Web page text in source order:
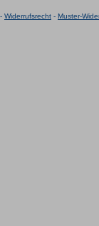
- Widerrufsrecht - Muster-